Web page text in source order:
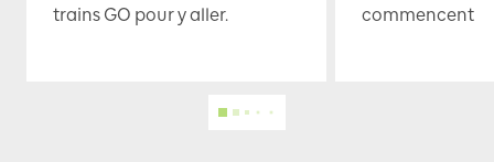
trains GO pour y aller.
commencent